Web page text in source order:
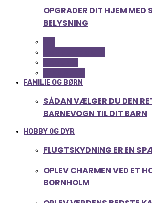
OPGRADER DIT HJEM MED
BELYSNING
FAMILIE OG BØRN
SÅDAN VÆLGER DU DEN
BARNEVOGN TIL DIT BARN
HOBBY OG DYR
FLUGTSKYDNING ER EN
OPLEV CHARMEN VED ET
BORNHOLM